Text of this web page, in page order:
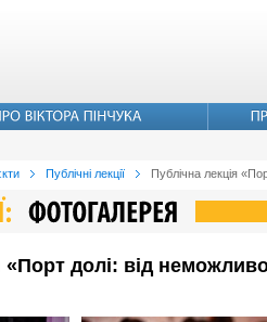
Публічні лекції Публічна лекція
«Порт долі: від